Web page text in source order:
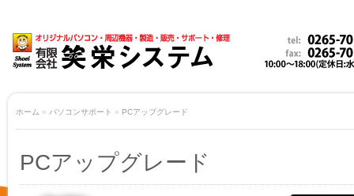
ホーム » パソコンサポート » PCアップグレード
PCアップグレード